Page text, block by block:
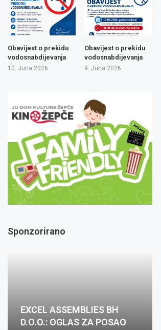
Obavijest o prekidu
vodosnabdijevanja
10. Juna 2026.
Obavijest o prekidu
vodosnabdijevanja
9. Juna 2026.
Sponzorirano
EXCEL ASSEMBLIES BH
D.O.O.: OGLAS ZA POSAO